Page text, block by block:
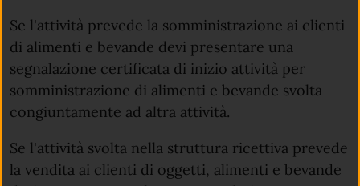
Se l'attività prevede la somministrazione ai clienti
di alimenti e bevande devi presentare una
segnalazione certificata di inizio attività per
somministrazione di alimenti e bevande svolta
congiuntamente ad altra attività.
Se l'attività svolta nella struttura ricettiva prevede
la vendita ai clienti di oggetti, alimenti e bevande